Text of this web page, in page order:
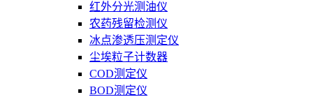
红外分光测油仪
农药残留检测仪
冰点渗透压测定仪
尘埃粒子计数器
COD测定仪
BOD测定仪